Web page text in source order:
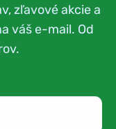
zľavové akcie a
váš e-mail. Od